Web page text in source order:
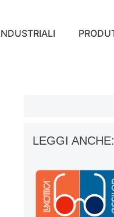
LEGGI ANCHE: